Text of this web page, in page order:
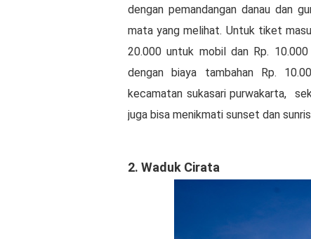
dengan pemandangan danau dan
mata yang melihat. Untuk tiket
20.000 untuk mobil dan Rp.
dengan biaya tambahan Rp.
kecamatan sukasari purwakarta,
juga bisa menikmati sunset dan
2. Waduk Cirata